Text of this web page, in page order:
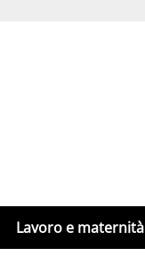
Lavoro e maternità